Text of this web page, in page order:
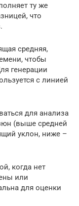
ту же
что
средняя,
чтобы
генерации
с линией
для анализа
(выше средней
уклон, ниже –
когда нет
или
для оценки